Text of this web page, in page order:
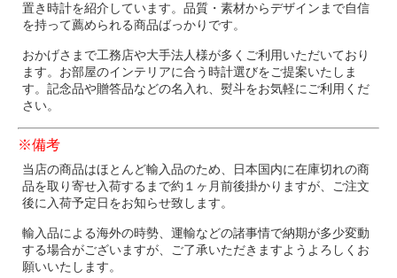
置き時計を紹介しています。品質・素材からデザインまで自信
を持って薦められる商品ばっかりです。
おかげさまで工務店や大手法人様が多くご利用いただいており
ます。お部屋のインテリアに合う時計選びをご提案いたしま
す。記念品や贈答品などの名入れ、熨斗をお気軽にご利用くだ
さい。
※備考
当店の商品はほとんど輸入品のため、日本国内に在庫切れの商
品を取り寄せ入荷するまで約１ヶ月前後掛かりますが、ご注文
後に入荷予定日をお知らせ致します。
輸入品による海外の時勢、運輸などの諸事情で納期が多少変動
する場合がございますが、ご了承いただきますようよろしくお
願いいたします。